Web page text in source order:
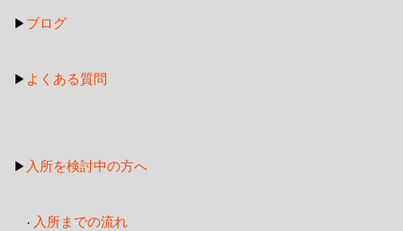
▶ ブログ
▶ よくある質問
▶ 入所を検討中の方へ
・ 入所までの流れ